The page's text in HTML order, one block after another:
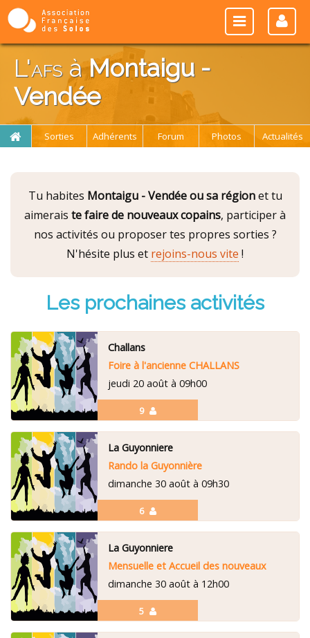
L'afs àMontaigu -
Vendée
Sorties Adhérents Forum Photos Actualités
Tu habites Montaigu - Vendée ou sa régionet tu
aimerais te faire de nouveaux copains, participer à
nos activités ou proposer tes propres sorties ?
N'hésite plus et rejoins-nous vite !
Les prochaines activités
9
Challans
Foire à l'ancienne CHALLANS
jeudi 20 août à 09h00
6
La Guyonniere
Rando la Guyonnière
dimanche 30 août à 09h30
5
La Guyonniere
Mensuelle et Accueil des nouveaux
dimanche 30 août à 12h00